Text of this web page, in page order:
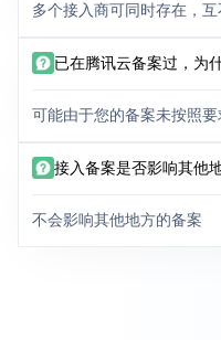
多个接入商可同时存在，
已在腾讯云备案过，为
可能由于您的备案未按照
接入备案是否影响其他
不会影响其他地方的备案